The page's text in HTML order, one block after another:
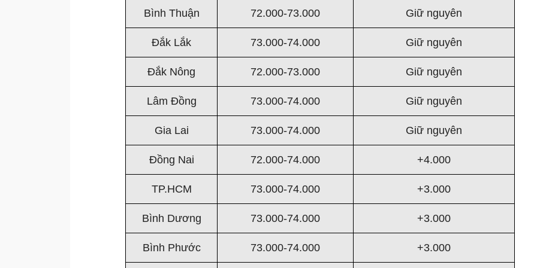
Bình Thuận 72.000-73.000 Giữ nguyên
Đắk Lắk 73.000-74.000 Giữ nguyên
Đắk Nông 72.000-73.000 Giữ nguyên
Lâm Đồng 73.000-74.000 Giữ nguyên
Gia Lai 73.000-74.000 Giữ nguyên
Đồng Nai 72.000-74.000 +4.000
TP.HCM 73.000-74.000 +3.000
Bình Dương 73.000-74.000 +3.000
Bình Phước 73.000-74.000 +3.000